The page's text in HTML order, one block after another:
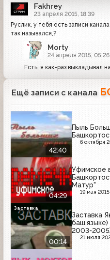
Fakhrey
23 апреля 2015, 18:39
Руслик, у тебя есть записи
так назывался,?
Morty
24 апреля 2015, 05:26
Есть, я как-раз выкладывал
Ещё записи с канала
42:40
Пыль
6 октября
04:29
Уфимское
Матур"
19 мая
00:14
Заставка
2003-
21 июля
Заставка